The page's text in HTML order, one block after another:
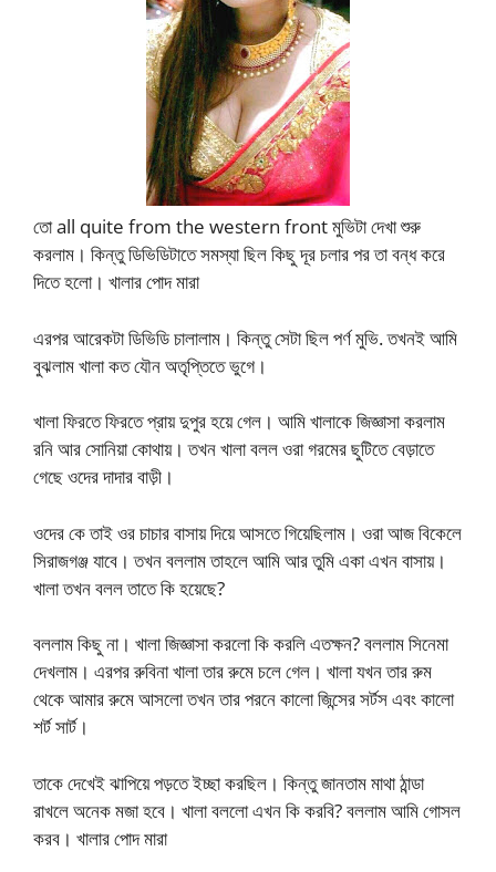
তো all quite from the western front মুভিটা দেখা শুরু
করলাম। কিন্তু ডিভিডিটাতে সমস্যা ছিল কিছু দূর চলার পর তা বন্ধ করে
দিতে হলো। খালার পোদ মারা
এরপর আরেকটা ডিভিডি চালালাম। কিন্তু সেটা ছিল পর্ণ মুভি. তখনই আমি
বুঝলাম খালা কত যৌন অতৃপ্তিতে ভুগে।
খালা ফিরতে ফিরতে প্রায় দুপুর হয়ে গেল। আমি খালাকে জিজ্ঞাসা করলাম
রনি আর সোনিয়া কোথায়। তখন খালা বলল ওরা গরমের ছুটিতে বেড়াতে
গেছে ওদের দাদার বাড়ী।
ওদের কে তাই ওর চাচার বাসায় দিয়ে আসতে গিয়েছিলাম। ওরা আজ বিকেলে
সিরাজগঞ্জ যাবে। তখন বললাম তাহলে আমি আর তুমি একা এখন বাসায়।
খালা তখন বলল তাতে কি হয়েছে?
বললাম কিছু না। খালা জিজ্ঞাসা করলো কি করলি এতক্ষন? বললাম সিনেমা
দেখলাম। এরপর রুবিনা খালা তার রুমে চলে গেল। খালা যখন তার রুম
থেকে আমার রুমে আসলো তখন তার পরনে কালো জিন্সের সর্টস এবং কালো
শর্ট সার্ট।
তাকে দেখেই ঝাপিয়ে পড়তে ইচ্ছা করছিল। কিন্তু জানতাম মাথা ঠান্ডা
রাখলে অনেক মজা হবে। খালা বললো এখন কি করবি? বললাম আমি গোসল
করব। খালার পোদ মারা